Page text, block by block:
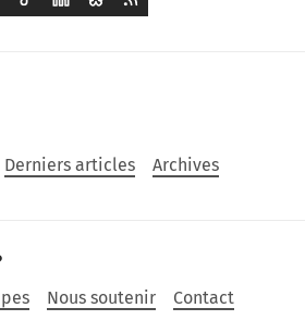
Derniers articles
Archives
Nous soutenir
Contact